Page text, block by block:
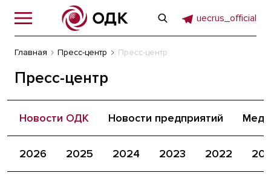
uecrus_official
Главная Пресс-центр Пресс-центр
Пресс-центр
Новости ОДК Новости предприятий
2026 2025 2024 2023 2022